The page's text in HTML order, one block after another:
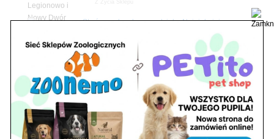
Z Życia Sklepu
Stwórz podwodne arcydzieło: Najpiękniejsze
Z Życia Sklepu
Petito Pet Shop – Internetowy Sklep Zoologiczny
Online! Wszystko Dla Twojego Pupila | ZooNemo
Z Życia Sklepu
Niedziela handlowa w Zoonemo – Informacja o
godzinach otwarcia